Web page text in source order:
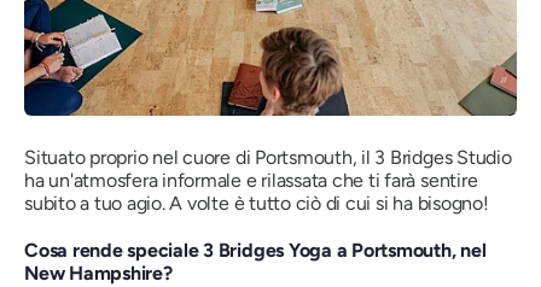
Situato proprio nel cuore di Portsmouth, il 3 Bridges Studio
ha un'atmosfera informale e rilassata che ti farà sentire
subito a tuo agio. A volte è tutto ciò di cui si ha bisogno!
Cosa rende speciale 3 Bridges Yoga a Portsmouth, nel
New Hampshire?